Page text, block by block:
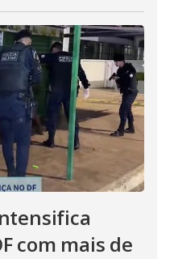
com mais de